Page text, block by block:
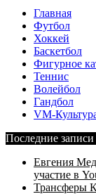
Главная
Футбол
Хоккей
Баскетбол
Фигурное
Теннис
Волейбол
Гандбол
VM-
Последние записи
Евгения
участие в
Трансферы